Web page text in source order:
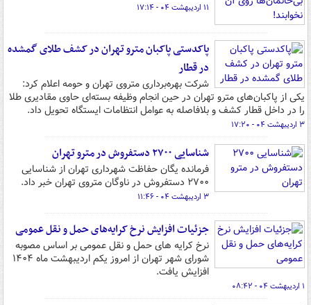
۱۱ اردیبهشت ۰۴ - ۱۷:۱۴
پاکدستی پاکبان مترو تهران در کشف طلای گمشده
در قطار
شرکت بهره‌برداری متروی تهران و حومه اعلام کرد:
یکی از پاکبان‌های مترو تهران در حین انجام وظیفه بسته‌ای حاوی مقادیری طلا
را در داخل قطار کشف و بلافاصله به عوامل انتظامات ایستگاه تحویل داد.
۳ اردیبهشت ۰۴ - ۱۷:۲۰
شناسایی ۲۷۰۰ دستفروش در مترو تهران
فرمانده یگان حفاظت شهرداری تهران از شناسایی
۲۷۰۰ دستفروش در ناوگان متروی تهران خبر داد.
۳ اردیبهشت ۰۴ - ۱۱:۴۶
جزئیات افزایش نرخ کرایه‌های حمل و نقل عمومی
نرخ کرایه های حمل و نقل عمومی بر اساس مصوبه
شورای شهر تهران از امروز یکم اردیبهشت ماه ۱۴۰۴
افزایش یافت.
۱ اردیبهشت ۰۴ - ۰۸:۴۲